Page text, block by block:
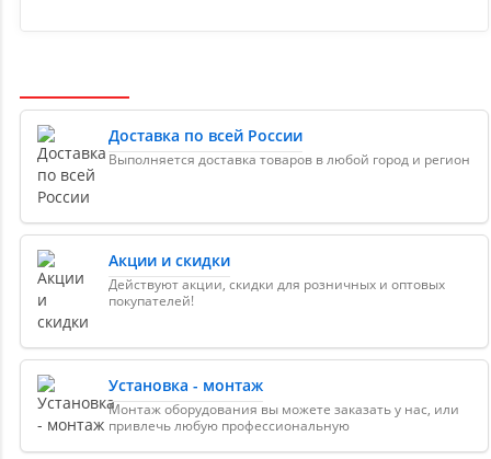
Доставка по всей России
Выполняется доставка товаров в любой город и регион
Акции и скидки
Действуют акции, скидки для розничных и оптовых
покупателей!
Установка - монтаж
Монтаж оборудования вы можете заказать у нас, или
привлечь любую профессиональную